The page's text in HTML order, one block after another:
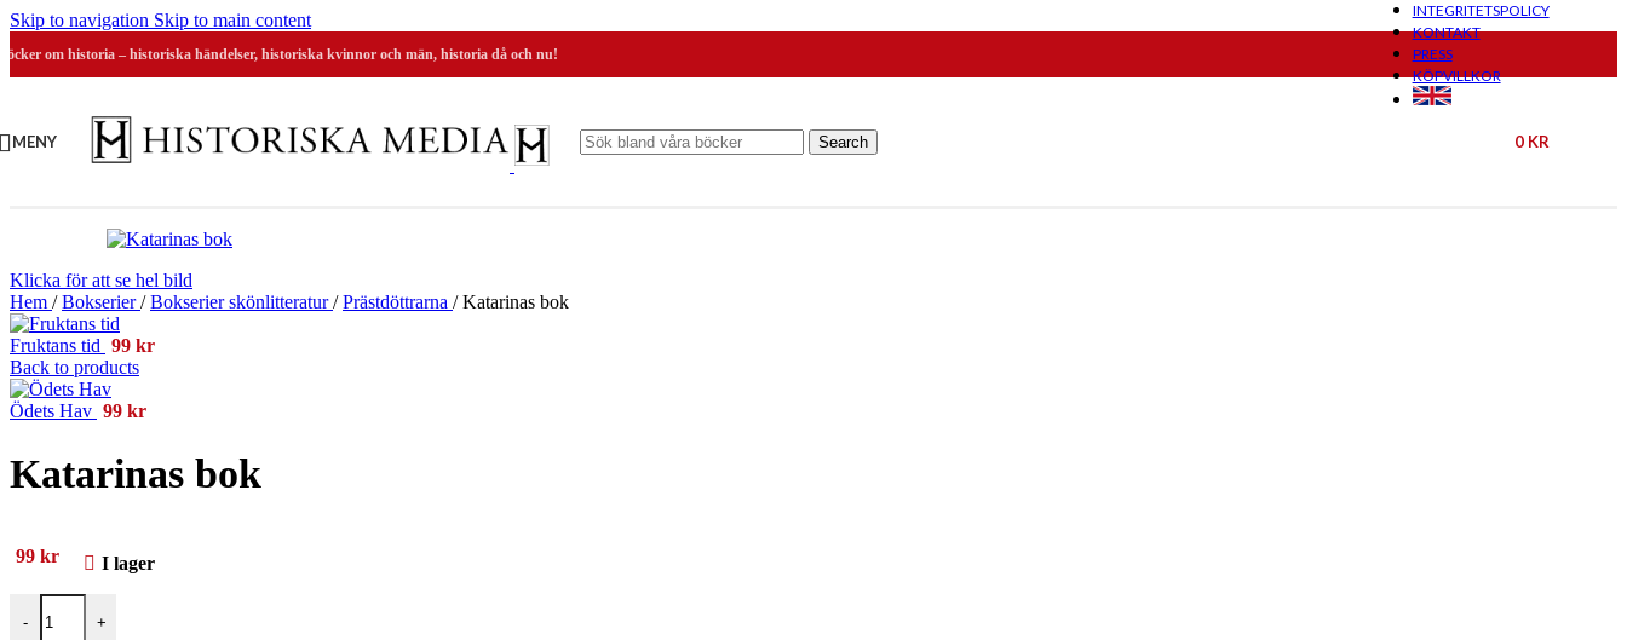
Skip to navigation Skip to main content
om historia – historiska händelser, historiska kvinnor och män, historia då och nu!
INTEGRITETSPOLICY
KONTAKT
PRESS
KÖPVILLKOR
MENY Search 0 KR
Klicka för att se hel bild
Hem / Bokserier/ Bokserier skönlitteratur/ Prästdöttrarna / Katarinas bok
Fruktans tid 99 kr
Back to products
Ödets Hav 99 kr
Katarinas bok
99 kr I lager
-
Katarinas bok mängd
+